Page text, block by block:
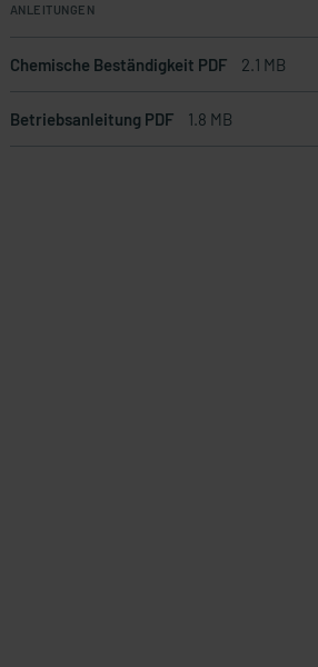
ANLEITUNGEN
Chemische Beständigkeit PDF 2.1 MB
Betriebsanleitung PDF 1.8 MB